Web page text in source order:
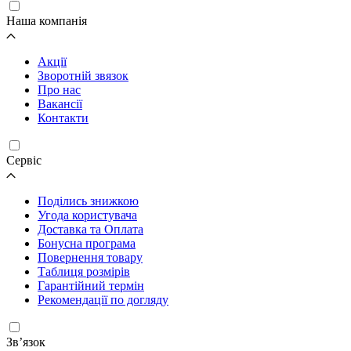
Наша компанія
Акції
Зворотній звязок
Про нас
Вакансії
Контакти
Cервіс
Поділись знижкою
Угода користувача
Доставка та Оплата
Бонусна програма
Повернення товару
Таблиця розмірів
Гарантійний термін
Рекомендації по догляду
Зв’язок